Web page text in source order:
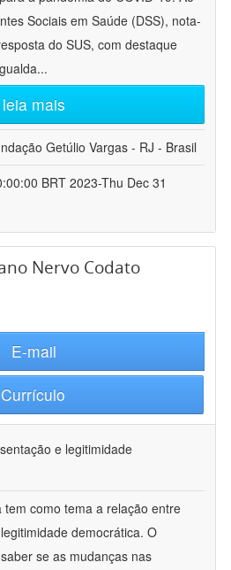
Sociais em Saúde (DSS), nota-
do SUS, com destaque
...
leia mais
Getúlio Vargas - RJ - Brasil
BRT 2023-Thu Dec 31
Nervo Codato
E-mail
Currículo
e legitimidade
tem como tema a relação entre
democrática. O
se as mudanças nas